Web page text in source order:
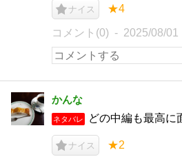
ナイス ★4
コメント(0) 2025/08/01
かんな
ネタバレ どの中編も最高に
ナイス ★2